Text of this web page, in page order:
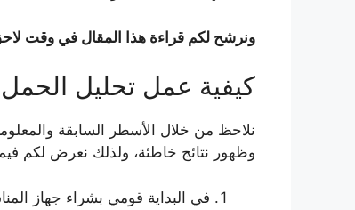
ونرشح لكم قراءة هذا المقال في وقت
كيفية عمل تحليل
نلاحظ من خلال الأسطر السابقة
وظهور نتائج خاطئة، ولذلك نعرض لكم
في البداية قومي بشراء جهاز